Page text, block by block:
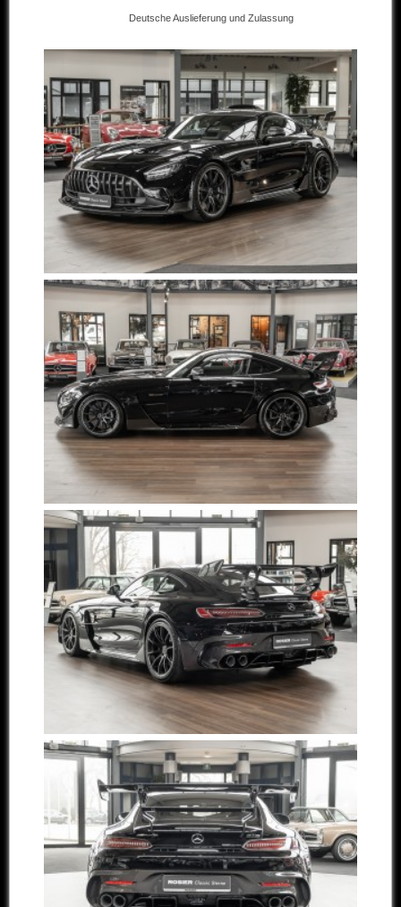
Verkaufte Fahrzeuge
Kontakt
Impressum
Datenschutz
AGB
Haftungsausschluss
Deutsche Auslieferung und Zulassung